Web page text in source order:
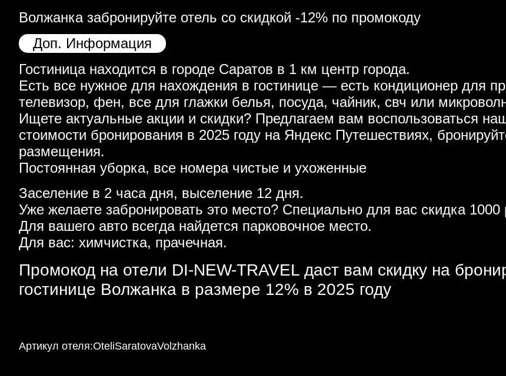
Волжанка забронируйте отель со скидкой -12% по промокоду
Доп. Информация
Гостиница находится в городе Саратов в 1 км центр города.
Есть все нужное для нахождения в гостинице — есть кондиционер для
телевизор, фен, все для глажки белья, посуда, чайник, свч или
Ищете актуальные акции и скидки? Предлагаем вам воспользоваться
стоимости бронирования в 2025 году на Яндекс Путешествиях,
размещения.
Постоянная уборка, все номера чистые и ухоженные
Заселение в 2 часа дня, выселение 12 дня.
Уже желаете забронировать это место? Специально для вас скидка
Для вашего авто всегда найдется парковочное место.
Для вас: химчистка, прачечная.
Промокод на отели DI-NEW-TRAVEL даст вам скидку на
гостинице Волжанка в размере 12% в 2025 году
Артикул отеля:OteliSaratovaVolzhanka